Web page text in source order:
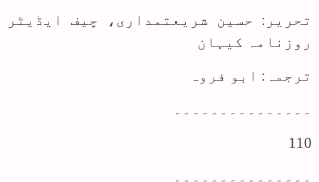
تحریر: حسین شریعتمداری، چیف ایڈیٹر
روزنامہ کیہان
ترجمہ: ابو فروہ
۔۔۔۔۔۔۔۔۔۔۔۔۔۔۔
110
۔۔۔۔۔۔۔۔۔۔۔۔۔۔۔